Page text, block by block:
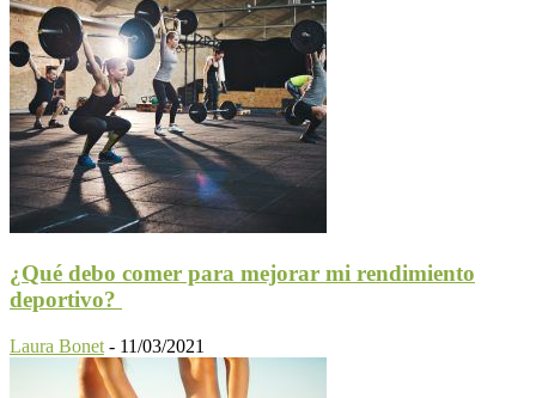
¿Qué debo comer para mejorar mi rendimiento
deportivo?
Laura Bonet - 11/03/2021